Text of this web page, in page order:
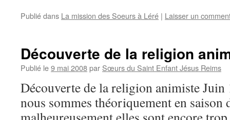
Publié dans La mission des Soeurs à Léré | Laisser un
Découverte de la religion
Publié le9 mai 2008par Sœurs du Saint Enfant Jésus Reims
Découverte de la religion animiste Juin
nous sommes théoriquement en saison